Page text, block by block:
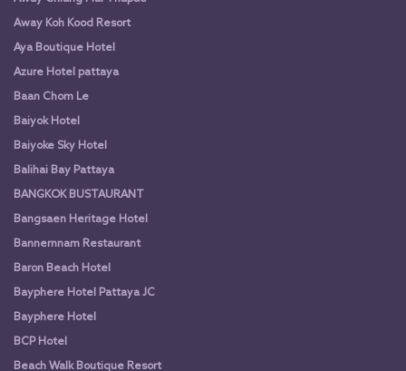
Away Koh Kood Resort
Aya Boutique Hotel
Azure Hotel pattaya
Baan Chom Le
Baiyok Hotel
Baiyoke Sky Hotel
Balihai Bay Pattaya
BANGKOK BUSTAURANT
Bangsaen Heritage Hotel
Bannernnam Restaurant
Baron Beach Hotel
Bayphere Hotel Pattaya JC
Bayphere Hotel
BCP Hotel
Beach Walk Boutique Resort